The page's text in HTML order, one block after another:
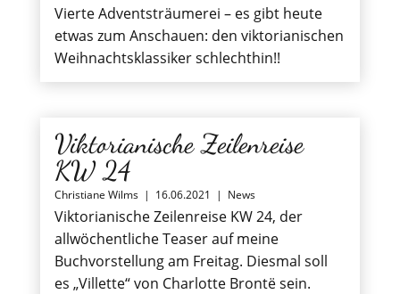
Vierte Adventsträumerei – es gibt heute
etwas zum Anschauen: den viktorianischen
Weihnachtsklassiker schlechthin!!
Viktorianische Zeilenreise
KW 24
Christiane Wilms | 16.06.2021 | News
Viktorianische Zeilenreise KW 24, der
allwöchentliche Teaser auf meine
Buchvorstellung am Freitag. Diesmal soll
es „Villette“ von Charlotte Brontë sein.